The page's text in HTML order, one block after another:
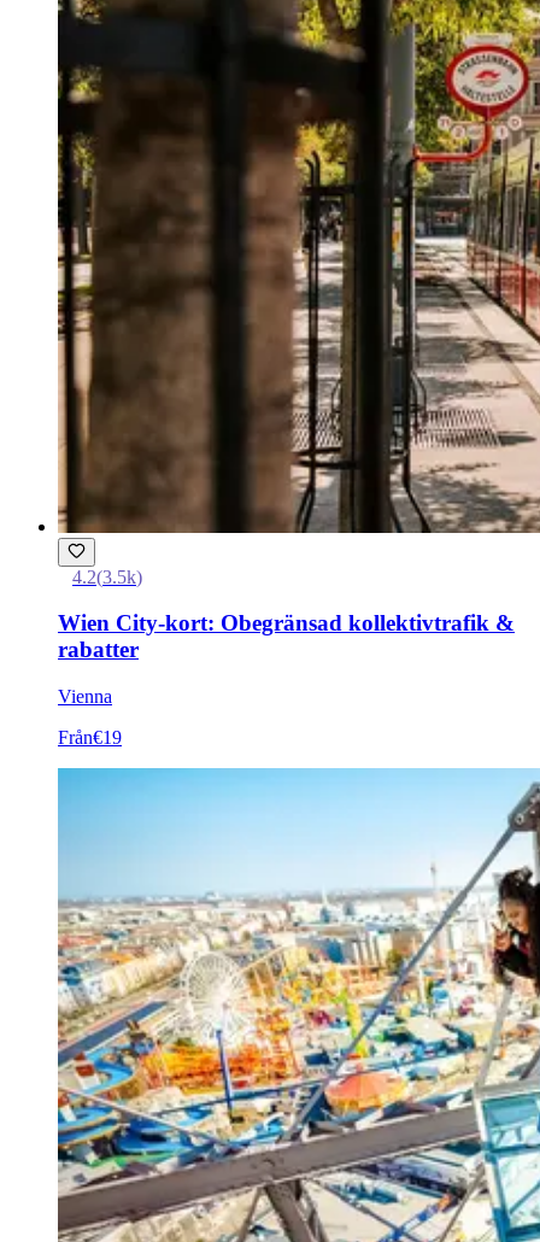
4.2(3.5k)
Wien City-kort: Obegränsad kollektivtrafik &
rabatter
Vienna
Från€19